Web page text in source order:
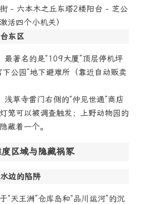
- 六本木之丘东塔2楼阳台 - 芝公
活四个小机关）
东区
最著名的是“109大厦”顶层停机坪
下公园”地下避难所（靠近自动贩卖
草寺雷门右侧的“仲见世通”商店
笼可以被调查触发；上野动物园的
藏着一个。
区域与隐藏祸冢
边的陷阱
“天王洲”仓库岛和“品川运河”的沉